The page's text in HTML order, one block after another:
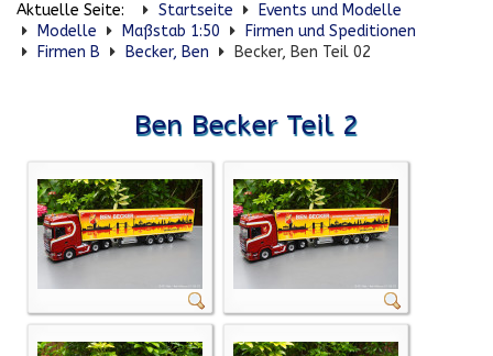
Aktuelle Seite: Startseite
Events und Modelle
Modelle
Maßstab 1:50
Firmen und Speditionen
Firmen B
Becker, Ben Becker, Ben Teil 02
Ben Becker Teil 2